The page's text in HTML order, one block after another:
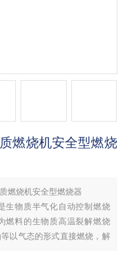
燃烧机安全型燃烧
燃烧机安全型燃烧器
生物质半气化自动控制燃烧
燃料的生物质高温裂解燃烧
以气态的形式直接燃烧，解